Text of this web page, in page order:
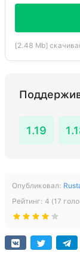
[2.48 Mb]
1.19
Опубликовал:
Рейтинг: 4 (17